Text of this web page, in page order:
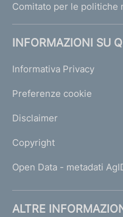
Comitato per le politiche
INFORMAZIONI SU
Informativa Privacy
Preferenze cookie
Disclaimer
Copyright
Open Data - metadati
ALTRE